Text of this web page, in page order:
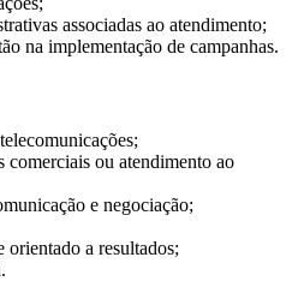
associadas ao atendimento;
na implementação de campanhas.
comerciais ou atendimento ao
e negociação;
a resultados;